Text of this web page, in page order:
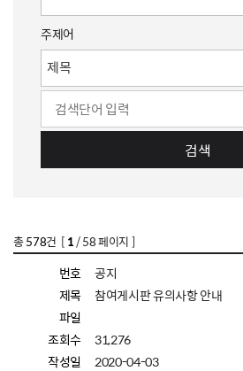
주제어
검색
총578건 [ 1/ 58 페이지 ]
번호
공지
제목
참여게시판 유의사항 안내
파일
조회수
31,276
작성일
2020-04-03